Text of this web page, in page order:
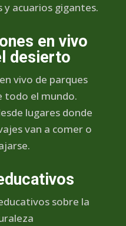
acuarios gigantes.
en vivo
desierto
vivo de parques
todo el mundo.
lugares donde
van a comer o
sobre la